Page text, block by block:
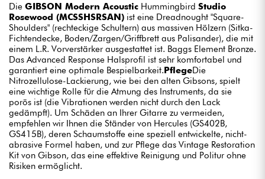
Die GIBSON Modern Acoustic Hummingbird Studio
Rosewood (MCSSHSRSAN) ist eine Dreadnought "Square-
Shoulders" (rechteckige Schultern) aus massiven Hölzern (Sitka-
Fichtendecke, Boden/Zargen/Griffbrett aus Palisander), die mit
einem L.R. Vorverstärker ausgestattet ist. Baggs Element Bronze.
Das Advanced Response Halsprofil ist sehr komfortabel und
garantiert eine optimale Bespielbarkeit.PflegeDie
Nitrozellulose-Lackierung, wie bei den alten Gibsons, spielt
eine wichtige Rolle für die Atmung des Instruments, da sie
porös ist (die Vibrationen werden nicht durch den Lack
gedämpft). Um Schäden an Ihrer Gitarre zu vermeiden,
empfehlen wir Ihnen die Ständer von Hercules (GS402B,
GS415B), deren Schaumstoffe eine speziell entwickelte, nicht-
abrasive Formel haben, und zur Pflege das Vintage Restoration
Kit von Gibson, das eine effektive Reinigung und Politur ohne
Risiken ermöglicht.